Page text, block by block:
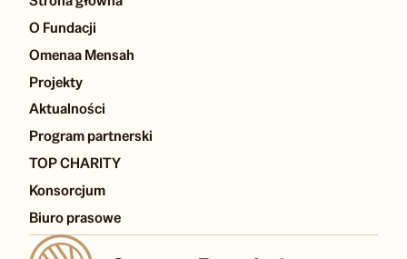
O Fundacji
Omenaa Mensah
Projekty
Aktualności
Program partnerski
TOP CHARITY
Konsorcjum
Biuro prasowe